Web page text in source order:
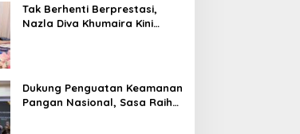
Tak Berhenti Berprestasi,
Nazla Diva Khumaira Kini
Dukung Penguatan Keamanan
Pangan Nasional, Sasa Raih